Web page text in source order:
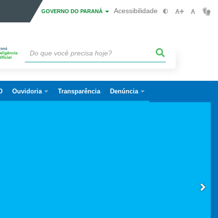
GOVERNO DO PARANÁ Acessibilidade
Ouvidoria Transparência Denúncia
(FEID)